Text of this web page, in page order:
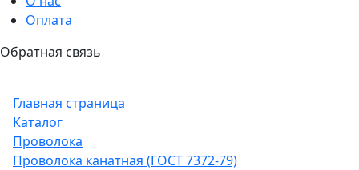
Оплата
Обратная связь
Главная страница
Каталог
Проволока
Проволока канатная (ГОСТ 7372-79)